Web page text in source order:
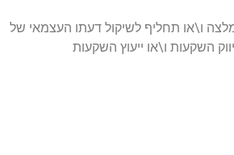
ו\או תחליף לשיקול דעתו העצמאי של
השקעות ו\או ייעוץ השקעות